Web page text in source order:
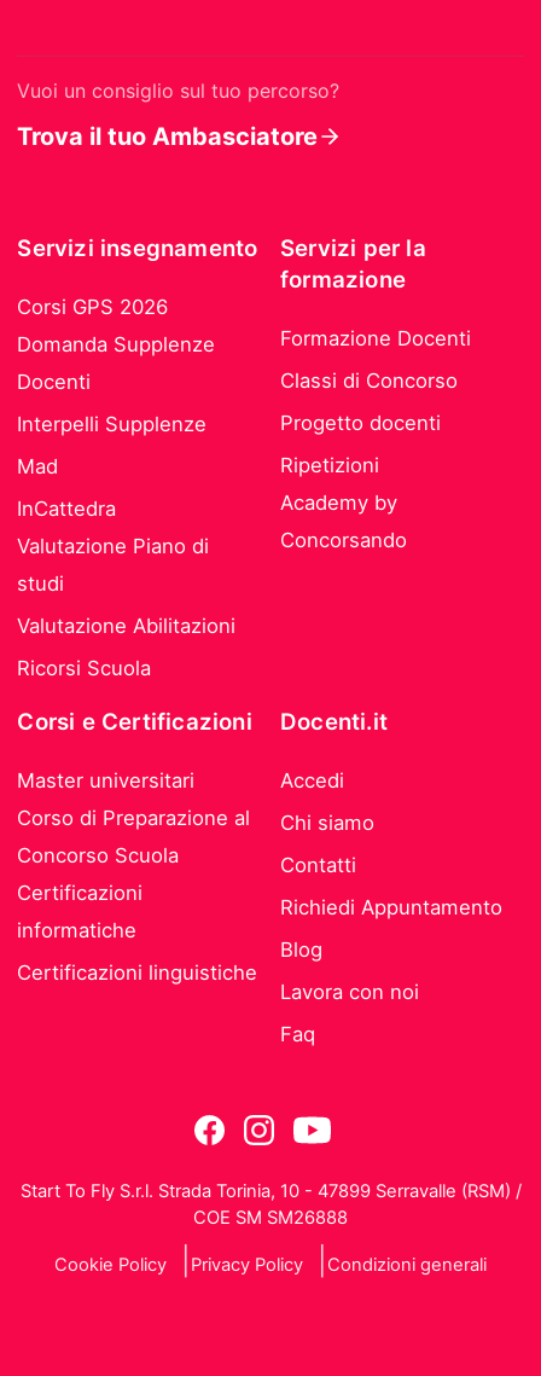
Vuoi un consiglio sul tuo percorso?
Trova il tuo Ambasciatore
Servizi insegnamento
Corsi GPS 2026
Domanda Supplenze
Docenti
Interpelli Supplenze
Mad
InCattedra
Valutazione Piano di
studi
Valutazione Abilitazioni
Ricorsi Scuola
Servizi per la
formazione
Formazione Docenti
Classi di Concorso
Progetto docenti
Ripetizioni
Academy by
Concorsando
Corsi e Certificazioni
Master universitari
Corso di Preparazione al
Concorso Scuola
Certificazioni
informatiche
Certificazioni linguistiche
Docenti.it
Accedi
Chi siamo
Contatti
Richiedi Appuntamento
Blog
Lavora con noi
Faq
Start To Fly S.r.l. Strada Torinia, 10 - 47899 Serravalle (RSM) /
COE SM SM26888
Cookie Policy Privacy Policy Condizioni generali